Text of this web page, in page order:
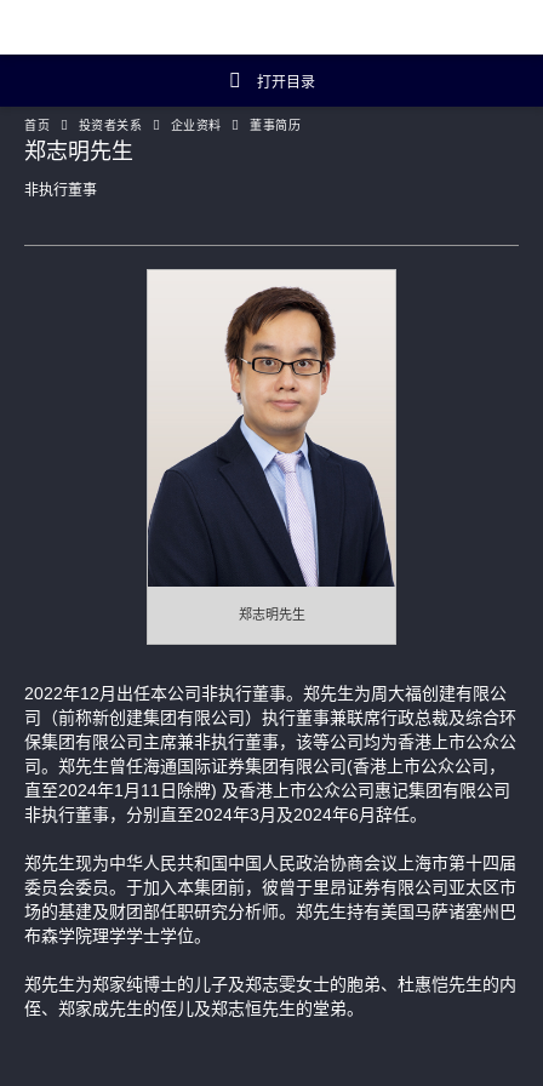
打开目录
投资者关系主页
投资者概览
Artisanal Connect
补发已报失股票的公告
首页 投资者关系 企业资料 董事简历
郑志明先生
非执行董事
郑志明先生
2022年12月出任本公司非执行董事。郑先生为周大福创建有限公
司（前称新创建集团有限公司）执行董事兼联席行政总裁及综合环
保集团有限公司主席兼非执行董事，该等公司均为香港上市公众公
司。郑先生曾任海通国际证券集团有限公司(香港上市公众公司，
直至2024年1月11日除牌) 及香港上市公众公司惠记集团有限公司
非执行董事，分别直至2024年3月及2024年6月辞任。
郑先生现为中华人民共和国中国人民政治协商会议上海市第十四届
委员会委员。于加入本集团前，彼曾于里昂证券有限公司亚太区市
场的基建及财团部任职研究分析师。郑先生持有美国马萨诸塞州巴
布森学院理学学士学位。
郑先生为郑家纯博士的儿子及郑志雯女士的胞弟、杜惠恺先生的内
侄、郑家成先生的侄儿及郑志恒先生的堂弟。